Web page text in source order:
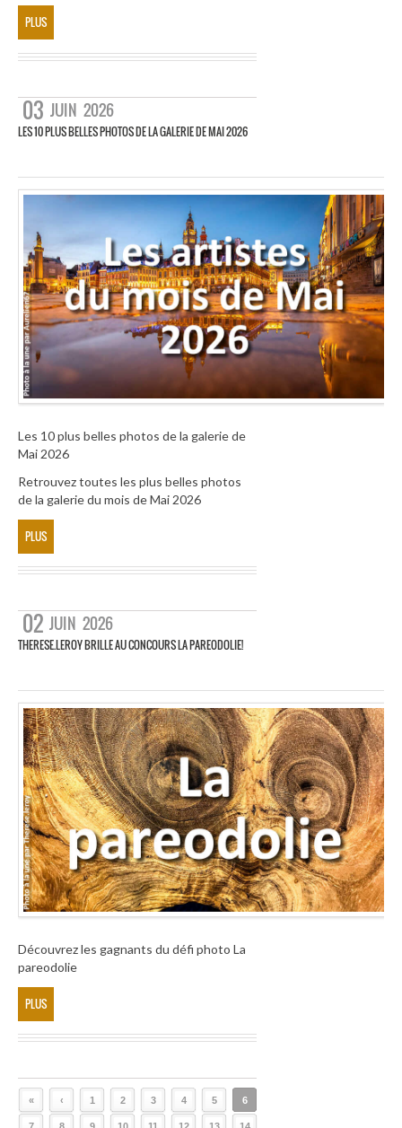
PLUS
03 JUIN 2026
LES 10 PLUS BELLES PHOTOS DE LA GALERIE DE MAI 2026
Les 10 plus belles photos de la galerie de
Mai 2026
Retrouvez toutes les plus belles photos
de la galerie du mois de Mai 2026
PLUS
02 JUIN 2026
THERESE.LEROY BRILLE AU CONCOURS LA PAREODOLIE!
Découvrez les gagnants du défi photo La
pareodolie
PLUS
« ‹ 1 2 3 4 5 6